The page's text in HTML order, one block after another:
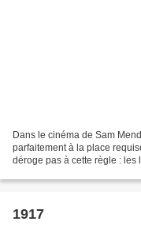
Dans le cinéma de Sam
parfaitement à la place
déroge pas à cette règle :
1917